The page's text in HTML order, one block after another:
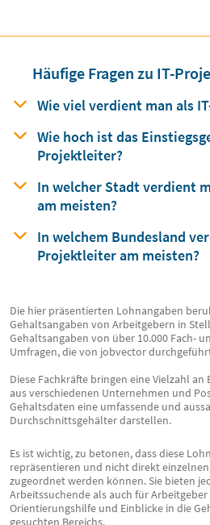
Häufige Fragen zu IT-
Wie viel verdient man als
Wie hoch ist das
Projektleiter?
In welcher Stadt verdient
am meisten?
In welchem Bundesland
Projektleiter am meisten?
Die hier präsentierten Lohnangaben
Gehaltsangaben von Arbeitgebern in
Gehaltsangaben von über 10.000 Fach-
Umfragen, die von jobvector
Diese Fachkräfte bringen eine Vielzahl
aus verschiedenen Unternehmen und
Gehaltsdaten eine umfassende und
Durchschnittsgehälter darstellen.
Es ist wichtig, zu betonen, dass diese
repräsentieren und nicht direkt
zugeordnet werden können. Sie bieten
Arbeitssuchende als auch für
Orientierungshilfe und Einblicke in die
gesuchten Bereichs.